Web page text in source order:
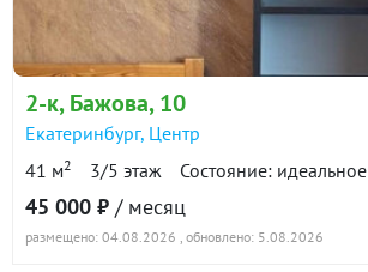
2-к, Бажова, 10
Екатеринбург, Центр
41 м2 3/5 этаж Состояние: идеальное
45 000 ₽ / месяц
размещено: 04.08.2026 , обновлено: 5.08.2026